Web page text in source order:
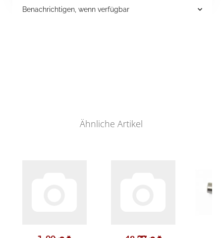
Benachrichtigen, wenn verfügbar
Ähnliche Artikel